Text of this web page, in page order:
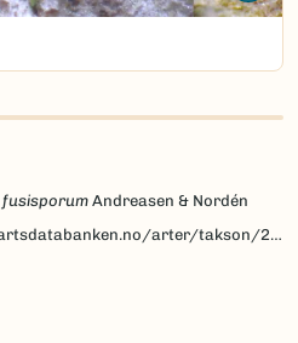
Andreasen & Nordén
arter/takson/206864